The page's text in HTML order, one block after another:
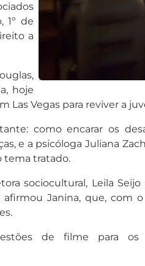
1º de
a
hoje
Las Vegas para reviver a
como encarar os
e a psicóloga Juliana
tema tratado.
sociocultural, Leila
Janina, que, com
de filme para os